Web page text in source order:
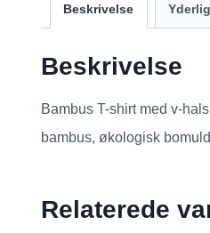
Beskrivelse
Beskrivelse
Bambus T-shirt med v-
bambus, økologisk
Relaterede